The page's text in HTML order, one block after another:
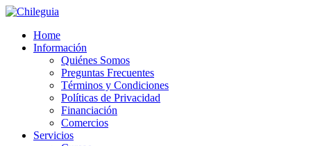
Home
Información
Quiénes Somos
Preguntas Frecuentes
Términos y Condiciones
Políticas de Privacidad
Financiación
Comercios
Servicios